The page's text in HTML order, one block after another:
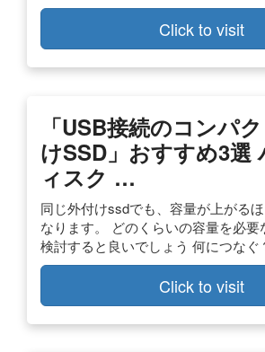
Click to visit
「USB接続のコンパ
けSSD」おすすめ3選
ィスク …
同じ外付けssdでも、容量が上がる
なります。 どのくらいの容量を必要
検討すると良いでしょう 何につなぐ
Click to visit